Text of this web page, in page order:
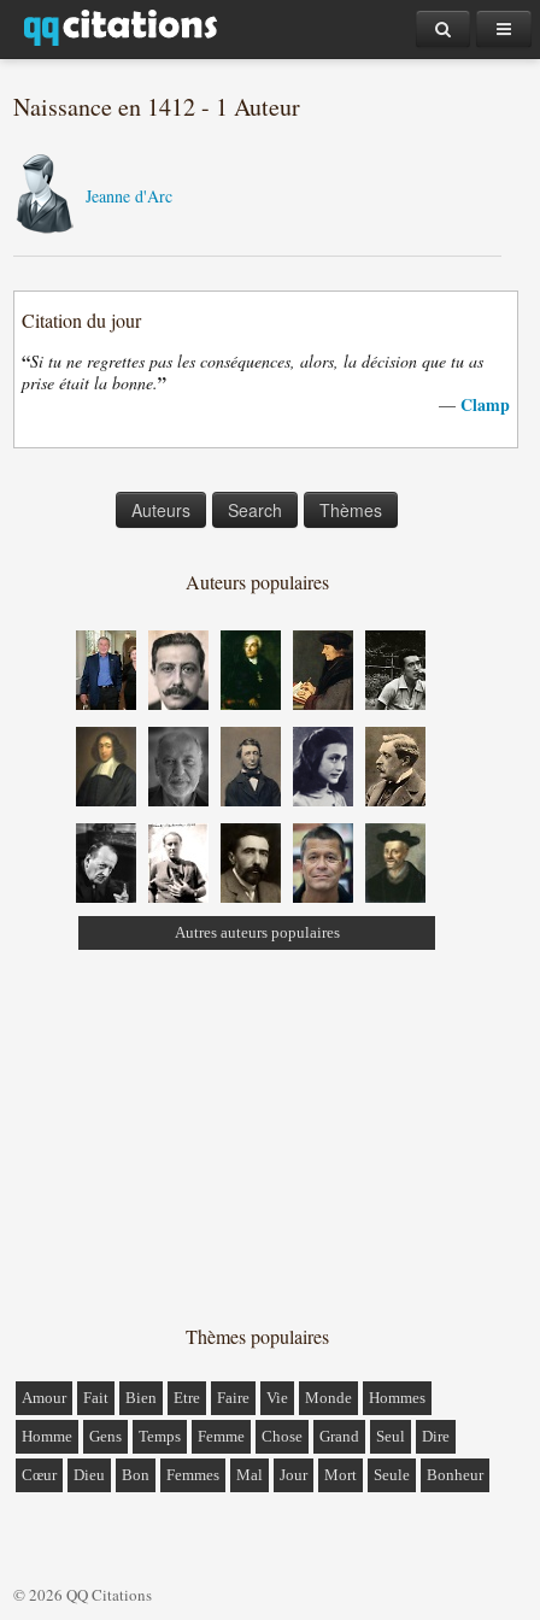
Naissance en 1412 - 1 Auteur
Jeanne d'Arc
Citation du jour
“Si tu ne regrettes pas les conséquences, alors, la décision que tu as
prise était la bonne.”
— Clamp
Auteurs Search Thèmes
Auteurs populaires
Autres auteurs populaires
Thèmes populaires
Amour Fait Bien Etre Faire Vie Monde Hommes
Homme Gens Temps Femme Chose Grand Seul Dire
Cœur Dieu Bon Femmes Mal Jour Mort Seule Bonheur
© 2026 QQ Citations